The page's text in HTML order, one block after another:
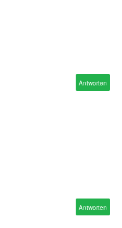
Antworten
Antworten